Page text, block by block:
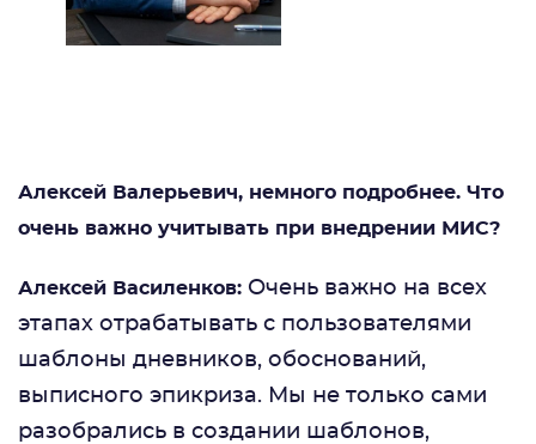
Алексей Валерьевич, немного подробнее. Что
очень важно учитывать при внедрении МИС?
Алексей Василенков: Очень важно на всех
этапах отрабатывать с пользователями
шаблоны дневников, обоснований,
выписного эпикриза. Мы не только сами
разобрались в создании шаблонов,